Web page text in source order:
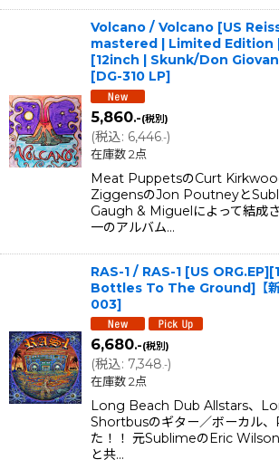
Volcano / Volcano [US
mastered | Limited Edition
[12inch | Skunk/Don
[DG-310 LP]
5,860.-(税別)
(税込: 6,446.-)
在庫数 2点
Meat PuppetsのCurt
ZiggensのJon Poutneyと
Gaugh & Miguelによって結成
一のアルバム…
RAS-1 / RAS-1 [US
Bottles To The Ground]【新
003]
6,680.-(税別)
(税込: 7,348.-)
在庫数 2点
Long Beach Dub Allstars、
Shortbusのギター／ボーカル、
た！！ 元SublimeのEric
と共…